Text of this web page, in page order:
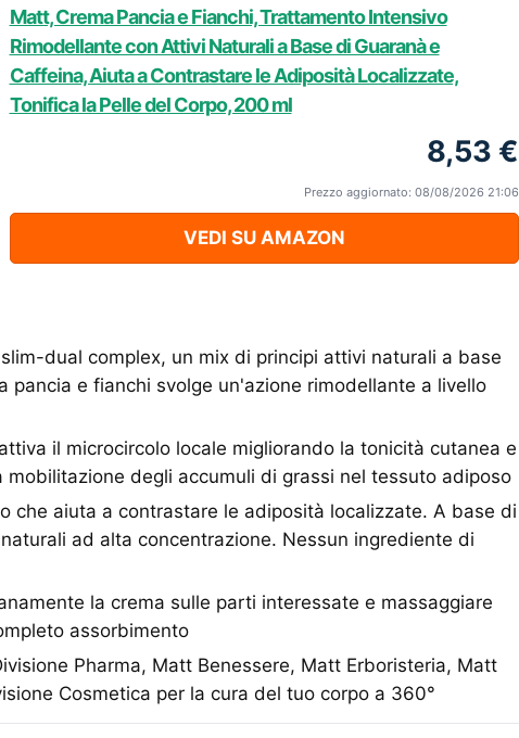
Matt, Crema Pancia e Fianchi, Trattamento Intensivo
Rimodellante con Attivi Naturali a Base di Guaranà e
Caffeina, Aiuta a Contrastare le Adiposità Localizzate,
Tonifica la Pelle del Corpo, 200 ml
8,53 €
Prezzo aggiornato: 08/08/2026 21:06
VEDI SU AMAZON
slim-dual complex, un mix di principi attivi naturali a base
pancia e fianchi svolge un'azione rimodellante a livello
attiva il microcircolo locale migliorando la tonicità cutanea e
degli accumuli di grassi nel tessuto adiposo
che aiuta a contrastare le adiposità localizzate. A base di
ad alta concentrazione. Nessun ingrediente di
la crema sulle parti interessate e massaggiare
assorbimento
Pharma, Matt Benessere, Matt Erboristeria, Matt
Cosmetica per la cura del tuo corpo a 360°